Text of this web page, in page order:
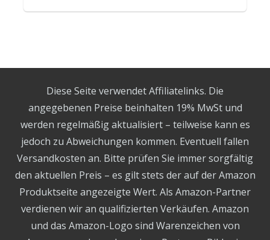
Diese Seite verwendet Affiliatelinks. Die
angegebenen Preise beinhalten 19% MwSt und
werden regelmäßig aktualisiert – teilweise kann es
jedoch zu Abweichungen kommen. Eventuell fallen
Versandkosten an. Bitte prüfen Sie immer sorgfältig
den aktuellen Preis – es gilt stets der auf der Amazon
Produktseite angezeigte Wert. Als Amazon-Partner
verdienen wir an qualifizierten Verkäufen. Amazon
und das Amazon-Logo sind Warenzeichen von